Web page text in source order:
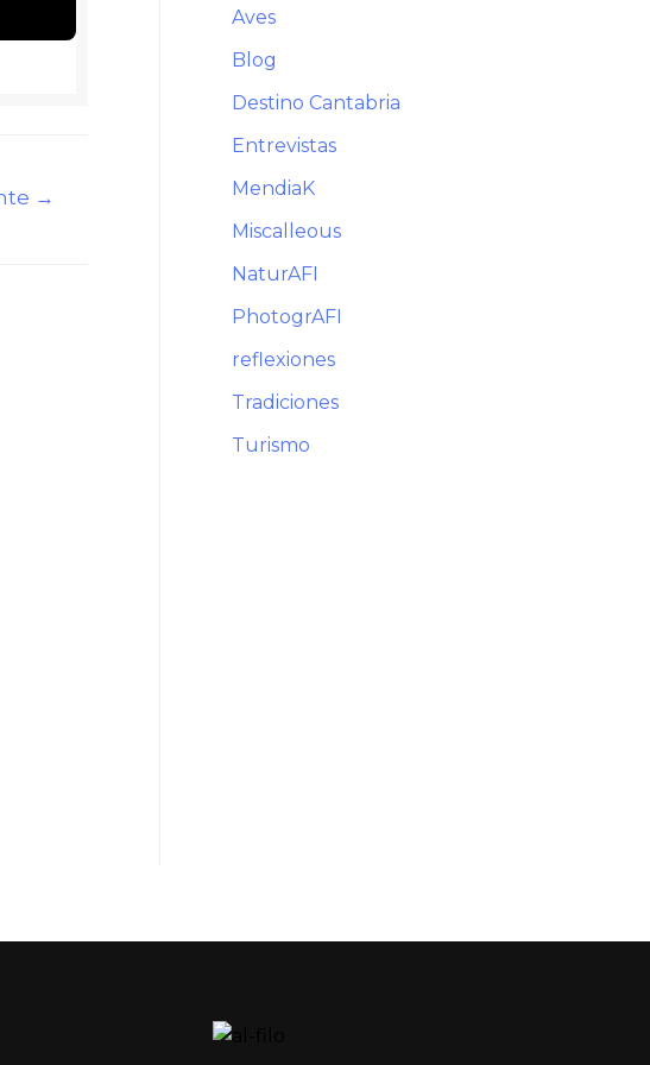
→
Aves
Blog
Destino Cantabria
Entrevistas
MendiaK
Miscalleous
NaturAFI
PhotogrAFI
reflexiones
Tradiciones
Turismo